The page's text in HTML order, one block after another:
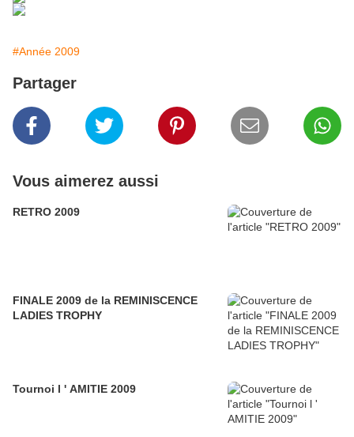
#Année 2009
Partager
Vous aimerez aussi
RETRO 2009
FINALE 2009 de la REMINISCENCE
LADIES TROPHY
Tournoi l ' AMITIE 2009